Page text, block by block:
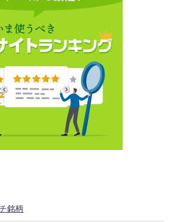
銘柄